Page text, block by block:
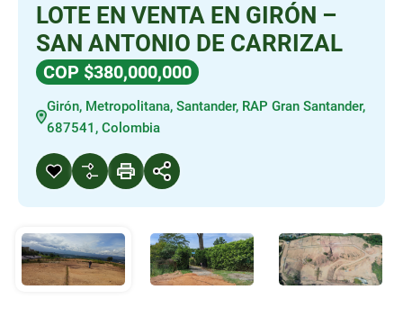
LOTE EN VENTA EN GIRÓN –
SAN ANTONIO DE CARRIZAL
COP $380,000,000
Girón, Metropolitana, Santander, RAP Gran Santander,
687541, Colombia